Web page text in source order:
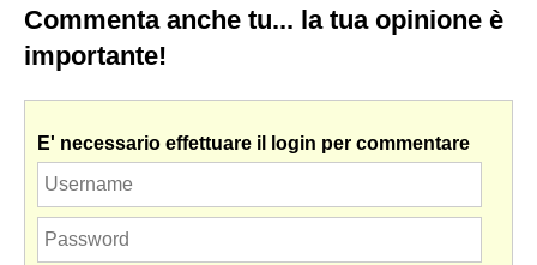
Commenta anche tu... la tua opinione è
importante!
E' necessario effettuare il login per commentare